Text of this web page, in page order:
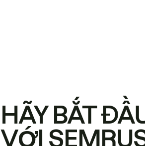
HÃY BẮT
VỚI